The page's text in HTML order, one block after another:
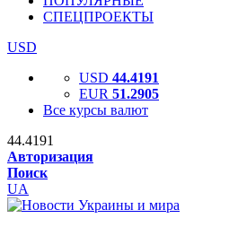
СПЕЦПРОЕКТЫ
USD
USD 44.4191
EUR 51.2905
Все курсы валют
44.4191
Авторизация
Поиск
UA